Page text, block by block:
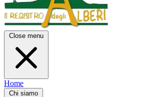
Close menu
Home
Chi siamo